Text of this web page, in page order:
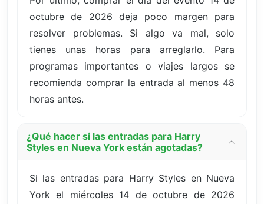
octubre de 2026 deja poco margen para
resolver problemas. Si algo va mal, solo
tienes unas horas para arreglarlo. Para
programas importantes o viajes largos se
recomienda comprar la entrada al menos 48
horas antes.
¿Qué hacer si las entradas para Harry
Styles en Nueva York están agotadas?
Si las entradas para Harry Styles en Nueva
York el miércoles 14 de octubre de 2026